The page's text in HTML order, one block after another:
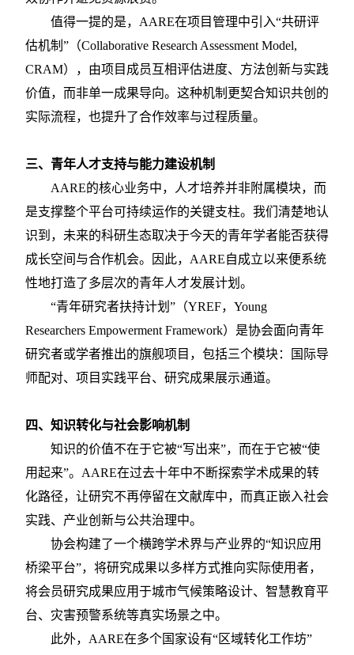
值得一提的是， AARE在项目管理中引入“共研评
估机制”（Collaborative Research Assessment Model,
CRAM），由项目成员互相评估进度、方法创新与实践
价值，而非单一成果导向。这种机制更契合知识共创的
实际流程，也提升了合作效率与过程质量。
三、青年人才支持与能力建设机制
AARE的核心业务中，人才培养并非附属模块，而
是支撑整个平台可持续运作的关键支柱。我们清楚地认
识到，未来的科研生态取决于今天的青年学者能否获得
成长空间与合作机会。因此，AARE自成立以来便系统
性地打造了多层次的青年人才发展计划。
“青年研究者扶持计划”（YREF，Young
Researchers Empowerment Framework）是协会面向青年
研究者或学者推出的旗舰项目，包括三个模块：国际导
师配对、项目实践平台、研究成果展示通道。
四、知识转化与社会影响机制
知识的价值不在于它被“写出来”，而在于它被“使
用起来”。AARE在过去十年中不断探索学术成果的转
化路径，让研究不再停留在文献库中，而真正嵌入社会
实践、产业创新与公共治理中。
协会构建了一个横跨学术界与产业界的“知识应用
桥梁平台”，将研究成果以多样方式推向实际使用者，
将会员研究成果应用于城市气候策略设计、智慧教育平
台、灾害预警系统等真实场景之中。
此外， AARE在多个国家设有“区域转化工作坊”